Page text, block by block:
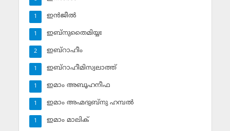
ഇന്‍ജീല്‍
1
ഇബ്‌നുതൈമിയ്യഃ
1
ഇബ്‌റാഹീം
2
ഇബ്‌റാഹീമിസ്വലാത്ത്
1
ഇമാം അബൂഹനീഫ
1
ഇമാം അഹ്മദുബ്‌നു ഹമ്പല്‍
1
ഇമാം മാലിക്
1